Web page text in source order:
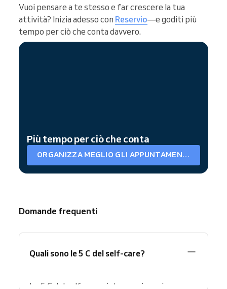
Vuoi pensare a te stesso e far crescere la tua
attività? Inizia adesso con Reservio—e goditi più
tempo per ciò che conta davvero.
Più tempo per ciò che conta
ORGANIZZA MEGLIO GLI APPUNTAMENTI
Domande frequenti
Quali sono le 5 C del self-care?
Le 5 C del self-care aiutano a vivere in